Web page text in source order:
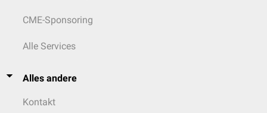
CME-Sponsoring
Alle Services
Alles andere
Kontakt